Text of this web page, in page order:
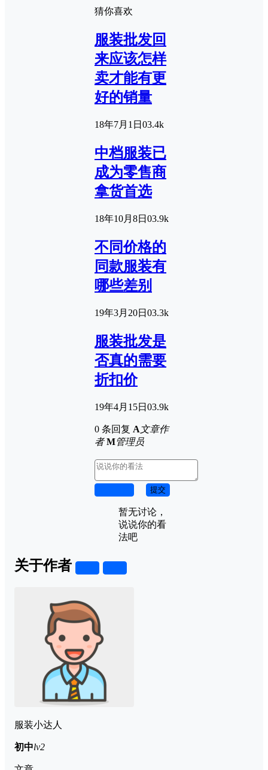
猜你喜欢
服装批发回
来应该怎样
卖才能有更
好的销量
18年7月1日 03.4k
中档服装已
成为零售商
拿货首选
18年10月8日 03.9k
不同价格的
同款服装有
哪些差别
19年3月20日 03.3k
服装批发是
否真的需要
折扣价
19年4月15日 03.9k
0 条回复 A文章作
者 M管理员
提交
暂无讨论，
说说你的看
法吧
关于作者
服装小达人
初中lv2